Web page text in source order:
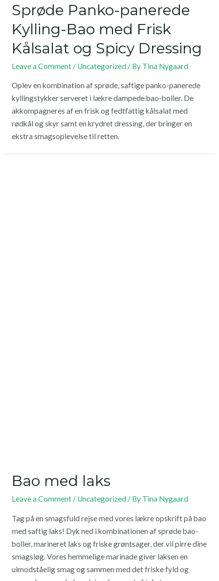
Sprøde Panko-panerede
Kylling-Bao med Frisk
Kålsalat og Spicy Dressing
Leave a Comment / Uncategorized/ By Tina Nygaard
Oplev en kombination af sprøde, saftige panko-panerede
kyllingstykker serveret i lækre dampede bao-boller. De
akkompagneres af en frisk og fedtfattig kålsalat med
rødkål og skyr samt en krydret dressing, der bringer en
ekstra smagsoplevelse til retten.
Bao med laks
Leave a Comment / Uncategorized/ By Tina Nygaard
Tag på en smagsfuld rejse med vores lækre opskrift på bao
med saftig laks! Dyk ned i kombinationen af sprøde bao-
boller, marineret laks og friske grøntsager, der vil pirre dine
smagsløg. Vores hemmelige marinade giver laksen en
uimodståelig smag og sammen med det friske fyld og